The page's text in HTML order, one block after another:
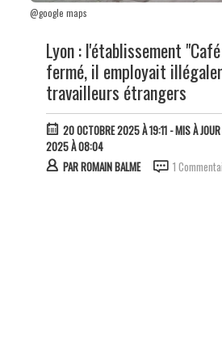
@google maps
Lyon : l'établissement
fermé, il employait
travailleurs étrangers
20 OCTOBRE 2025 À 19:11- MIS À JOUR
2025 À 08:04
PARROMAIN BALME 1